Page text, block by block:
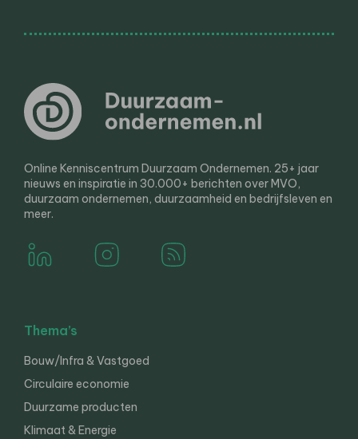
Online Kenniscentrum Duurzaam Ondernemen. 25+ jaar
nieuws en inspiratie in 30.000+ berichten over MVO,
duurzaam ondernemen, duurzaamheid en bedrijfsleven en
meer.
Thema’s
Bouw/Infra & Vastgoed
Circulaire economie
Duurzame producten
Klimaat & Energie